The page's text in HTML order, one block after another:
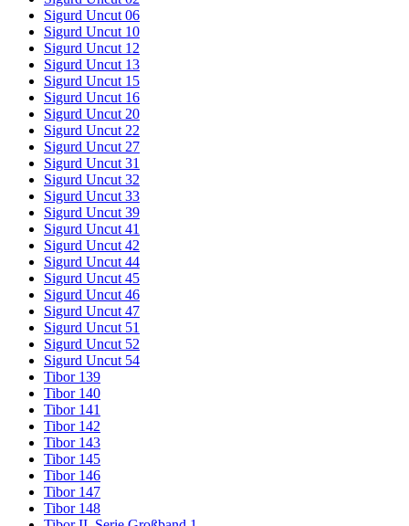
Sigurd Uncut 06
Sigurd Uncut 10
Sigurd Uncut 12
Sigurd Uncut 13
Sigurd Uncut 15
Sigurd Uncut 16
Sigurd Uncut 20
Sigurd Uncut 22
Sigurd Uncut 27
Sigurd Uncut 31
Sigurd Uncut 32
Sigurd Uncut 33
Sigurd Uncut 39
Sigurd Uncut 41
Sigurd Uncut 42
Sigurd Uncut 44
Sigurd Uncut 45
Sigurd Uncut 46
Sigurd Uncut 47
Sigurd Uncut 51
Sigurd Uncut 52
Sigurd Uncut 54
Tibor 139
Tibor 140
Tibor 141
Tibor 142
Tibor 143
Tibor 145
Tibor 146
Tibor 147
Tibor 148